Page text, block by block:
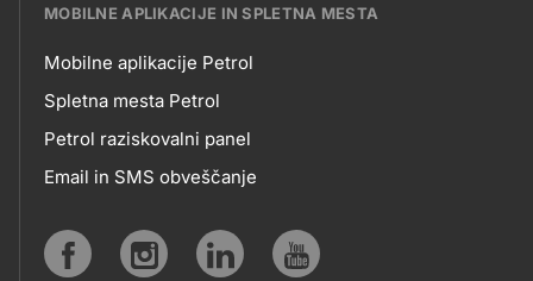
MOBILNE APLIKACIJE IN SPLETNA MESTA
MOBILNE
APLIKACIJE
SPLETNA
Mobilne aplikacije Petrol
Spletna mesta Petrol
Petrol raziskovalni panel
Email in SMS obveščanje